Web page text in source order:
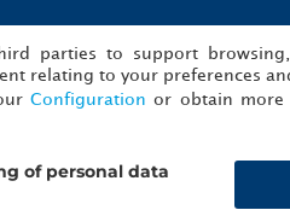
Collection
parties to support
relating to your preferences
Configuration or obtain
of personal data